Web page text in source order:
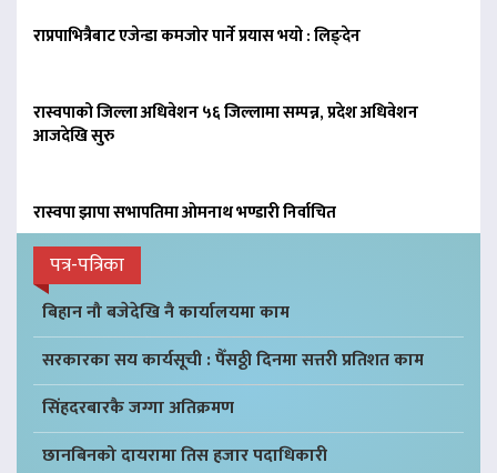
राप्रपाभित्रैबाट एजेन्डा कमजोर पार्ने प्रयास भयो : लिङ्देन
रास्वपाको जिल्ला अधिवेशन ५६ जिल्लामा सम्पन्न, प्रदेश अधिवेशन
आजदेखि सुरु
रास्वपा झापा सभापतिमा ओमनाथ भण्डारी निर्वाचित
पत्र-पत्रिका
बिहान नौ बजेदेखि नै कार्यालयमा काम
सरकारका सय कार्यसूची : पैँसठ्ठी दिनमा सत्तरी प्रतिशत काम
सिंहदरबारकै जग्गा अतिक्रमण
छानबिनको दायरामा तिस हजार पदाधिकारी